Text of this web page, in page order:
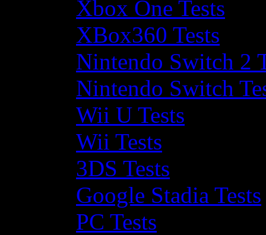
Xbox One Tests
XBox360 Tests
Nintendo Switch 2
Nintendo Switch
Wii U Tests
Wii Tests
3DS Tests
Google Stadia Tests
PC Tests